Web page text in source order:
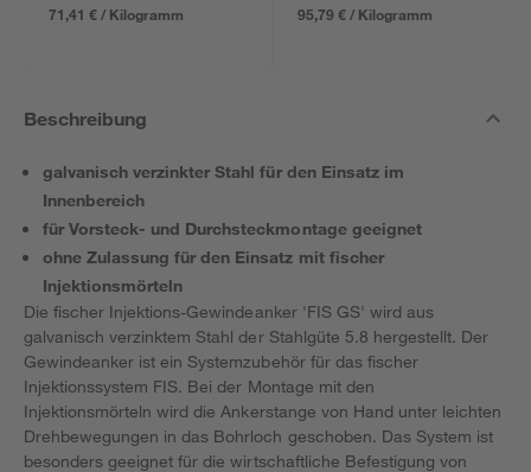
71,41 € / Kilogramm 95,79 € / Kilogramm
Beschreibung
galvanisch verzinkter Stahl für den Einsatz im
Innenbereich
für Vorsteck- und Durchsteckmontage geeignet
ohne Zulassung für den Einsatz mit fischer
Injektionsmörteln
Die fischer Injektions-Gewindeanker 'FIS GS' wird aus
galvanisch verzinktem Stahl der Stahlgüte 5.8 hergestellt. Der
Gewindeanker ist ein Systemzubehör für das fischer
Injektionssystem FIS. Bei der Montage mit den
Injektionsmörteln wird die Ankerstange von Hand unter leichten
Drehbewegungen in das Bohrloch geschoben. Das System ist
besonders geeignet für die wirtschaftliche Befestigung von